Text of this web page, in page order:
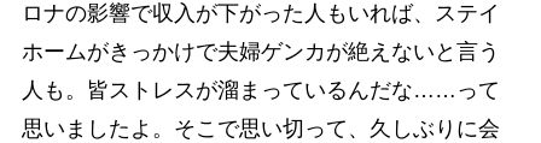
ロナの影響で収入が下がった人もいれば、ステイ
ホームがきっかけで夫婦ゲンカが絶えないと言う
人も。皆ストレスが溜まっているんだな……って
思いましたよ。そこで思い切って、久しぶりに会